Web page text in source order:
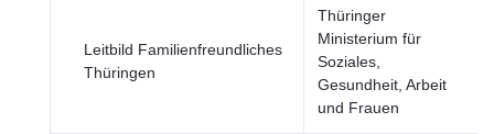
Leitbild Familienfreundliches
Thüringen
Thüringer
Ministerium für
Soziales,
Gesundheit, Arbeit
und Frauen